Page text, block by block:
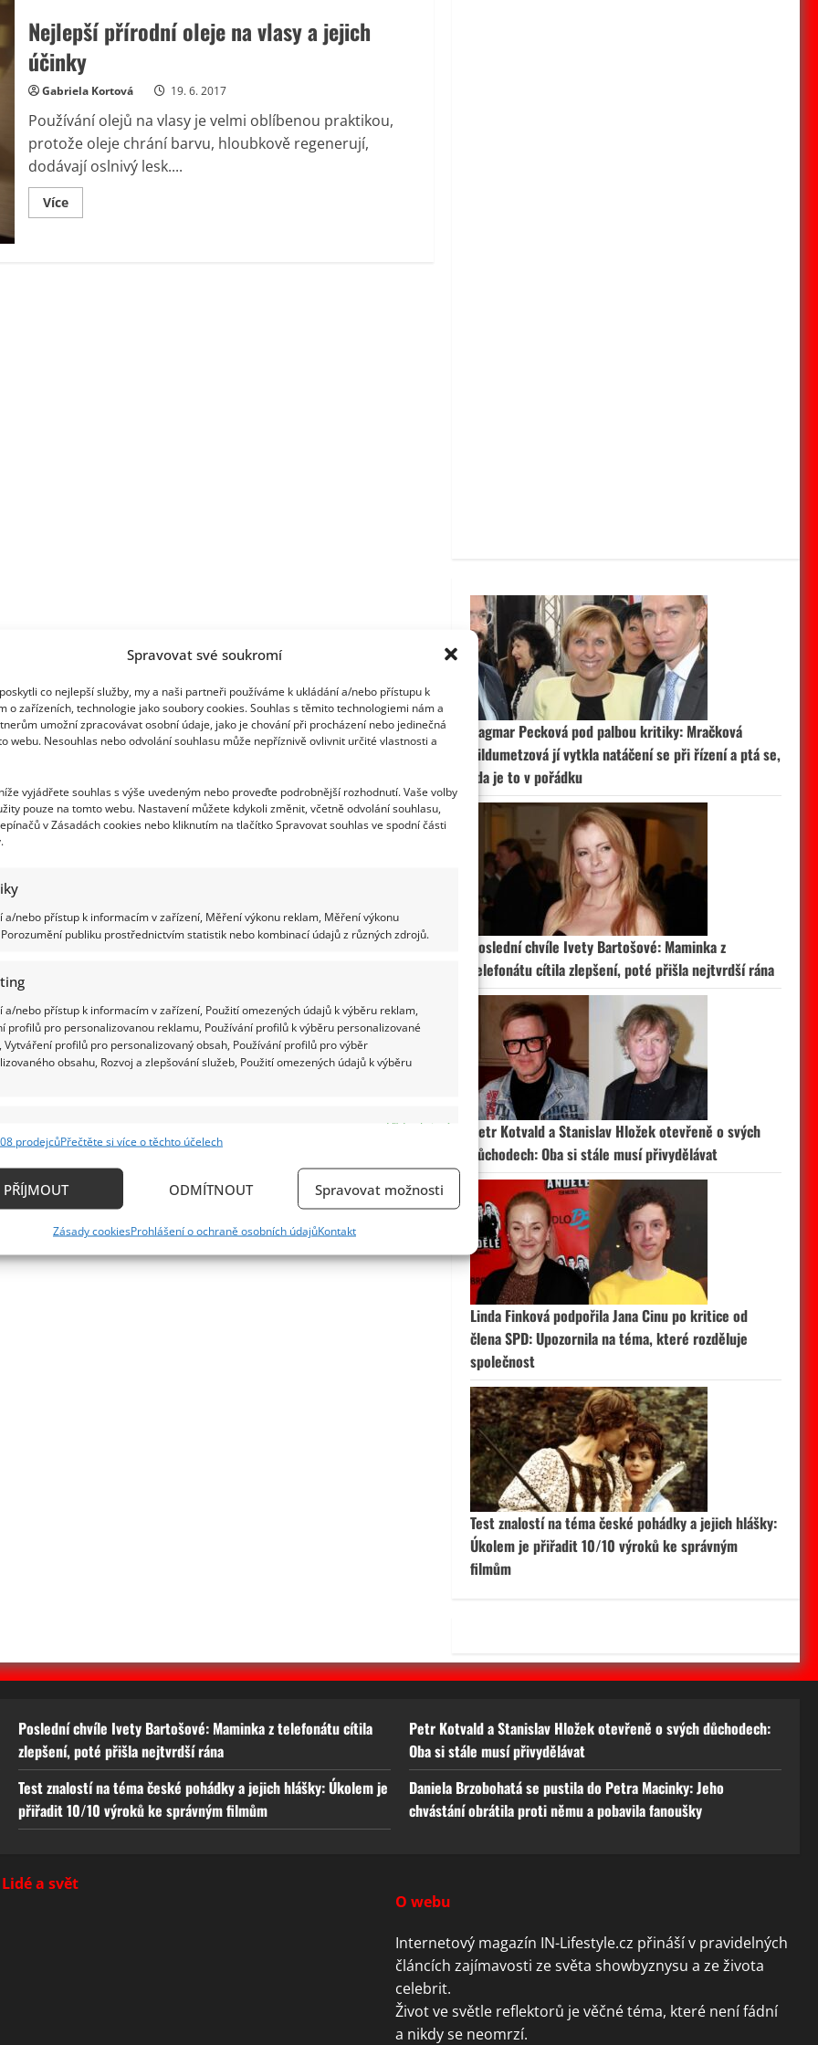
Spravovat své soukromí
co nejlepší služby, my a naši partneři používáme k ukládání a/nebo přístupu k
o zařízeních, technologie jako soubory cookies. Souhlas s těmito technologiemi nám a
umožní zpracovávat osobní údaje, jako je chování při procházení nebo jedinečná
webu. Nesouhlas nebo odvolání souhlasu může nepříznivě ovlivnit určité vlastnosti a
vyjádřete souhlas s výše uvedeným nebo proveďte podrobnější rozhodnutí. Vaše volby
pouze na tomto webu. Nastavení můžete kdykoli změnit, včetně odvolání souhlasu,
v Zásadách cookies nebo kliknutím na tlačítko Spravovat souhlas ve spodní části
a/nebo přístup k informacím v zařízení, Měření výkonu reklam, Měření výkonu
publiku prostřednictvím statistik nebo kombinací údajů z různých zdrojů.
a/nebo přístup k informacím v zařízení, Použití omezených údajů k výběru reklam,
profilů pro personalizovanou reklamu, Používání profilů k výběru personalizované
Vytváření profilů pro personalizovaný obsah, Používání profilů pro výběr
obsahu, Rozvoj a zlepšování služeb, Použití omezených údajů k výběru
Vždy aktivní
zařízení na základě automaticky přenášených informací.
aktivně požadovaných informací.
prodejcůPřečtěte si více o těchto účelech
PŘÍJMOUT ODMÍTNOUT Spravovat možnosti
Zásady cookiesProhlášení o ochraně osobních údajůKontakt
Nejlepší přírodní oleje na vlasy a jejich
účinky
Gabriela Kortová 19. 6. 2017
Používání olejů na vlasy je velmi oblíbenou praktikou,
protože oleje chrání barvu, hloubkově regenerují,
dodávají oslnivý lesk....
VíceRead
more
Dagmar Pecková pod palbou kritiky: Mračková
Vildumetzová jí vytkla natáčení se při řízení a ptá se,
zda je to v pořádku
Poslední chvíle Ivety Bartošové: Maminka z
telefonátu cítila zlepšení, poté přišla nejtvrdší rána
Petr Kotvald a Stanislav Hložek otevřeně o svých
důchodech: Oba si stále musí přivydělávat
Linda Finková podpořila Jana Cinu po kritice od
člena SPD: Upozornila na téma, které rozděluje
společnost
Test znalostí na téma české pohádky a jejich hlášky:
Úkolem je přiřadit 10/10 výroků ke správným
filmům
Poslední chvíle Ivety Bartošové: Maminka z telefonátu cítila
zlepšení, poté přišla nejtvrdší rána
Petr Kotvald a Stanislav Hložek otevřeně o svých důchodech:
Oba si stále musí přivydělávat
Test znalostí na téma české pohádky a jejich hlášky: Úkolem je
přiřadit 10/10 výroků ke správným filmům
Daniela Brzobohatá se pustila do Petra Macinky: Jeho
chvástání obrátila proti němu a pobavila fanoušky
Lidé a svět
O webu
Internetový magazín IN-Lifestyle.cz přináší v pravidelných
článcích zajímavosti ze světa showbyznysu a ze života
celebrit.
Život ve světle reflektorů je věčné téma, které není fádní
a nikdy se neomrzí.